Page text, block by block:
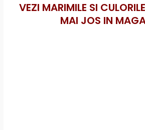
VEZI MARIMILE SI
MAI JOS IN